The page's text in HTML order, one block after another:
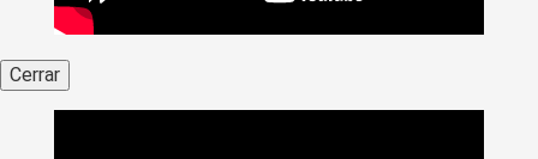
Cerrar